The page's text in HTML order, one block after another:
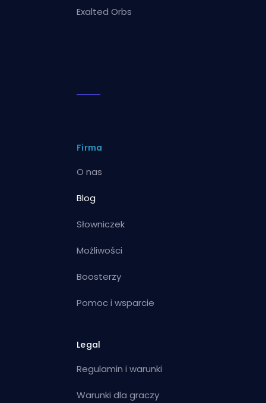
Exalted Orbs
Firma
O nas
Blog
Słowniczek
Możliwości
Boosterzy
Pomoc i wsparcie
Legal
Regulamin i warunki
Warunki dla graczy